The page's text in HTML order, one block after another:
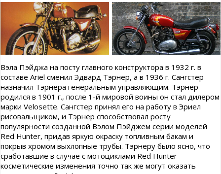
Вэла Пэйджа на посту главного конструктора в 1932 г. в
составе Ariel сменил Эдвард Тэрнер, а в 1936 г. Сангстер
назначил Тэрнера генеральным управляющим. Тэрнер
родился в 1901 г., после 1-й мировой воины он стал дилером
марки Velosette. Сангстер принял его на работу в Эриел
рисовальщиком, и Тэрнер способствовал росту
популярности созданной Вэлом Пэйджем серии моделей
Red Hunter, придав яркую окраску топливным бакам и
покрыв хромом выхлопные трубы. Тэрнеру было ясно, что
сработавшие в случае с мотоциклами Red Hunter
косметические изменения точно так же могут оказать